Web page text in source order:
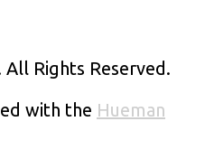
Rights Reserved.
with the Hueman